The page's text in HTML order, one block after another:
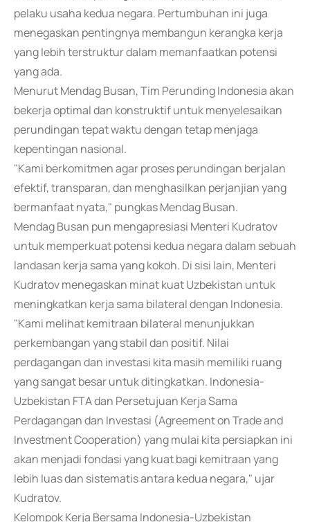
pelaku usaha kedua negara. Pertumbuhan ini juga
menegaskan pentingnya membangun kerangka kerja
yang lebih terstruktur dalam memanfaatkan potensi
yang ada.
Menurut Mendag Busan, Tim Perunding Indonesia akan
bekerja optimal dan konstruktif untuk menyelesaikan
perundingan tepat waktu dengan tetap menjaga
kepentingan nasional.
"Kami berkomitmen agar proses perundingan berjalan
efektif, transparan, dan menghasilkan perjanjian yang
bermanfaat nyata," pungkas Mendag Busan.
Mendag Busan pun mengapresiasi Menteri Kudratov
untuk memperkuat potensi kedua negara dalam sebuah
landasan kerja sama yang kokoh. Di sisi lain, Menteri
Kudratov menegaskan minat kuat Uzbekistan untuk
meningkatkan kerja sama bilateral dengan Indonesia.
"Kami melihat kemitraan bilateral menunjukkan
perkembangan yang stabil dan positif. Nilai
perdagangan dan investasi kita masih memiliki ruang
yang sangat besar untuk ditingkatkan. Indonesia-
Uzbekistan FTA dan Persetujuan Kerja Sama
Perdagangan dan Investasi (Agreement on Trade and
Investment Cooperation) yang mulai kita persiapkan ini
akan menjadi fondasi yang kuat bagi kemitraan yang
lebih luas dan sistematis antara kedua negara," ujar
Kudratov.
Kelompok Kerja Bersama Indonesia-Uzbekistan